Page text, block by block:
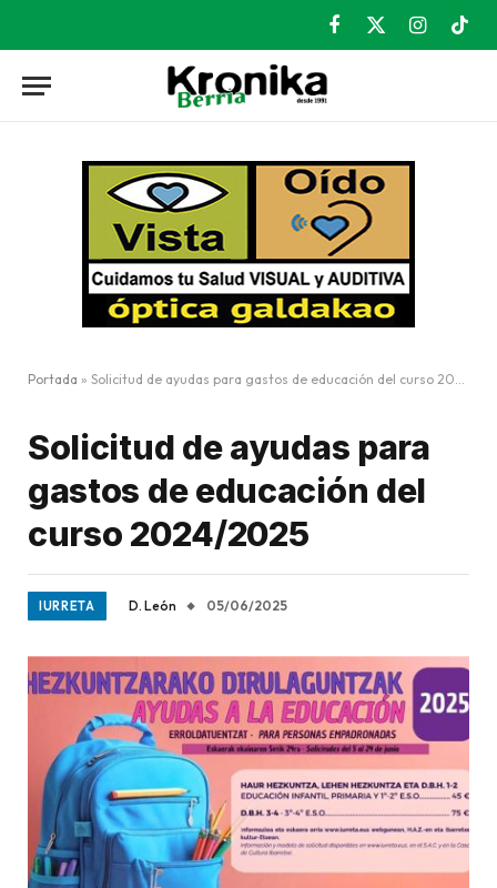
Facebook
X
Instagram
Portada » Solicitud de ayudas para gastos de educación del curso 2024/2025
Solicitud de ayudas para
gastos de educación del
curso 2024/2025
IURRETA D. León 05/06/2025